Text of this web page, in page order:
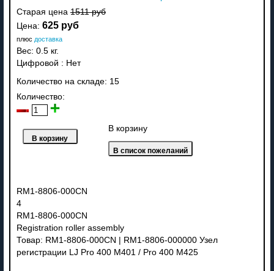
Старая цена 1511 руб
Цена: 625 руб
плюс доставка
Вес: 0.5 кг.
Цифровой : Нет
Количество на складе: 15
Количество:
В корзину
RM1-8806-000CN
4
RM1-8806-000CN
Registration roller assembly
Товар: RM1-8806-000CN | RM1-8806-000000 Узел
регистрации LJ Pro 400 M401 / Pro 400 M425